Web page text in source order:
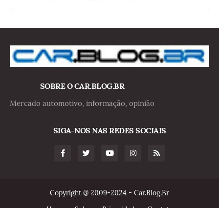
SOBRE O CAR.BLOG.BR
Mercado automotivo, informação, opinião
SIGA-NOS NAS REDES SOCIAIS
Copyright @ 2009-2024 - Car.Blog.Br